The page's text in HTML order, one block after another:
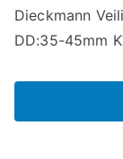
Dieckmann
DD:35-45mm